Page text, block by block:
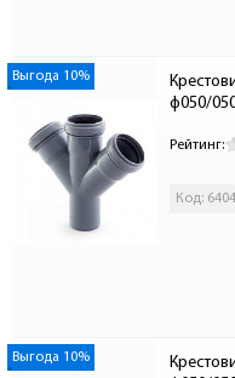
Выгода 10%
ф050/
Рейтинг:
Код:
Выгода 10%